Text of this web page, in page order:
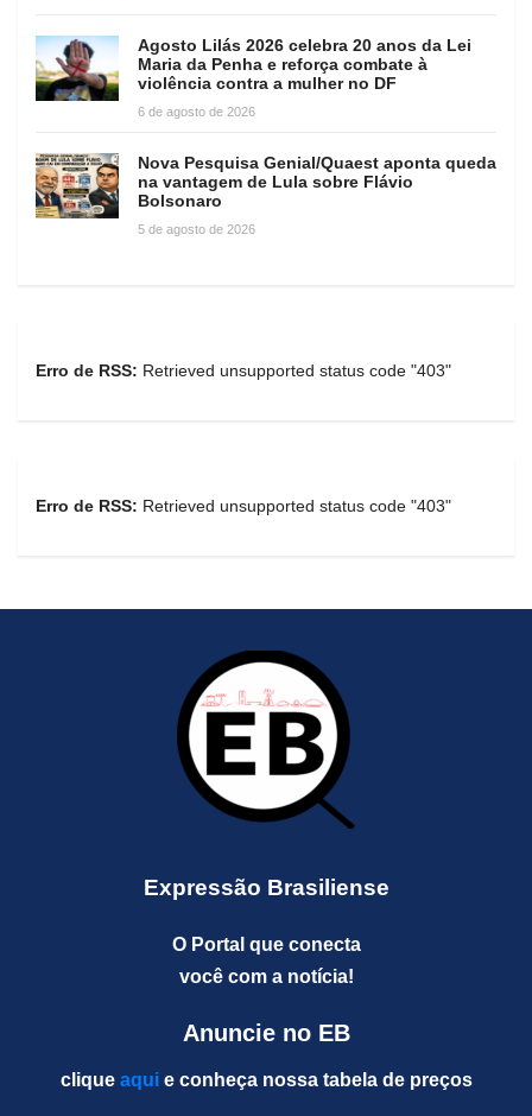
Agosto Lilás 2026 celebra 20 anos da Lei
Maria da Penha e reforça combate à
violência contra a mulher no DF
6 de agosto de 2026
Nova Pesquisa Genial/Quaest aponta queda
na vantagem de Lula sobre Flávio
Bolsonaro
5 de agosto de 2026
Erro de RSS: Retrieved unsupported status code "403"
Erro de RSS: Retrieved unsupported status code "403"
Expressão Brasiliense
O Portal que conecta
você com a notícia!
Anuncie no EB
clique aquie conheça nossa tabela de preços